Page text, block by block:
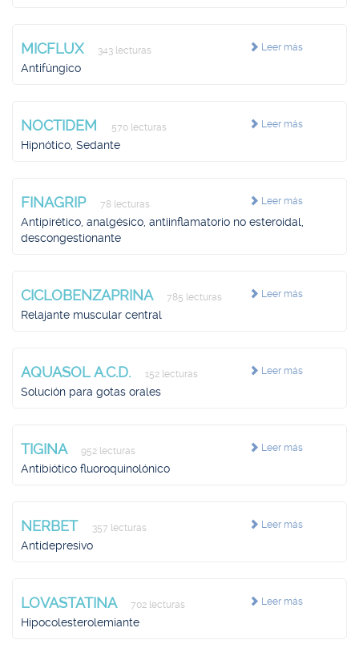
Leer más
MICFLUX 343 lecturas
Antifúngico
Leer más
NOCTIDEM 570 lecturas
Hipnótico, Sedante
Leer más
FINAGRIP 78 lecturas
Antipirético, analgésico, antiinflamatorio no esteroidal,
descongestionante
Leer más
CICLOBENZAPRINA 785 lecturas
Relajante muscular central
Leer más
AQUASOL A.C.D. 152 lecturas
Solución para gotas orales
Leer más
TIGINA 952 lecturas
Antibiótico fluoroquinolónico
Leer más
NERBET 357 lecturas
Antidepresivo
Leer más
LOVASTATINA 702 lecturas
Hipocolesterolemiante